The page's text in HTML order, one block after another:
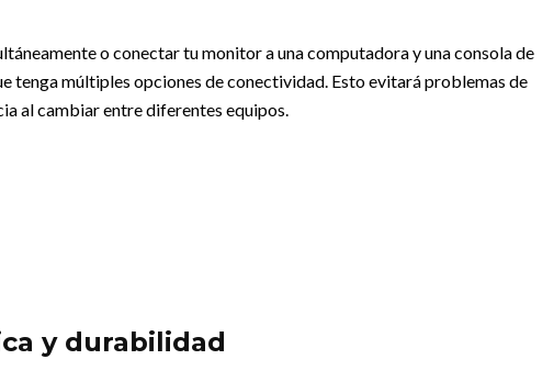
o conectar tu monitor a una computadora y una consola de
tenga múltiples opciones de conectividad. Esto evitará problemas de
al cambiar entre diferentes equipos.
y durabilidad